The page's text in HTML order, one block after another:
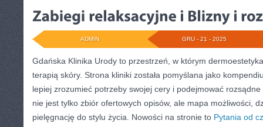
GRU - 21 - 2025
ADMIN
Gdańska Klinika Urody to przestrzeń, w którym
terapią skóry. Strona kliniki została pomyślana jako
lepiej zrozumieć potrzeby swojej cery i podejmować
nie jest tylko zbiór ofertowych opisów, ale mapa możliwości,
pielęgnację do stylu życia. Nowości na stronie to Pytania od